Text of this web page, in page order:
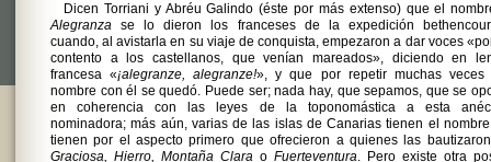
Dicen Torriani y Abréu Galindo (éste por más extenso) que el
Alegranza se lo dieron los franceses de la expedición
cuando, al avistarla en su viaje de conquista, empezaron a dar voces
contento a los castellanos, que venían mareados», diciendo en
francesa «¡alegranze, alegranze!», y que por repetir muchas veces
nombre con él se quedó. Puede ser; nada hay, que sepamos, que se
en coherencia con las leyes de la toponomástica a esta
nominadora; más aún, varias de las islas de Canarias tienen el
tienen por el aspecto primero que ofrecieron a quienes las
Graciosa, Hierro, Montaña Clara o Fuerteventura. Pero existe otra